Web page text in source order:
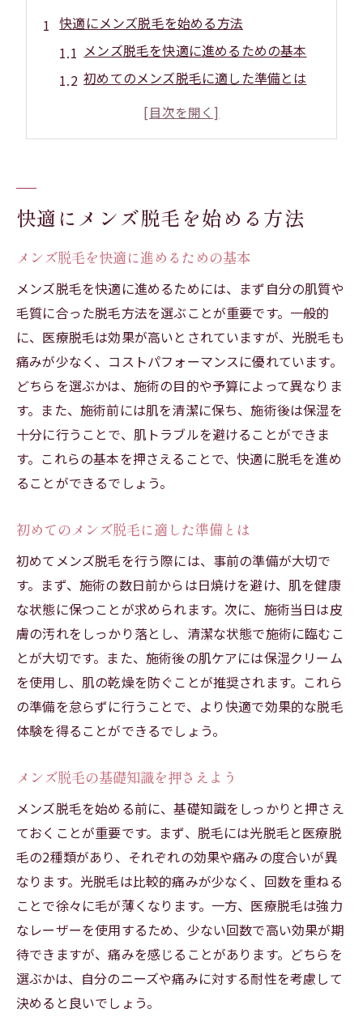
快適にメンズ脱毛を始める方法
メンズ脱毛を快適に進めるための基本
初めてのメンズ脱毛に適した準備とは
メンズ脱毛の基礎知識を押さえよう
メンズ脱毛で快適なライフスタイルを
ライフスタイルに合わせた脱毛方法
メンズ脱毛で得られる新しい生活習慣
快適な日常を支えるメンズ脱毛の効果
メンズ脱毛を生活に取り入れるメリット
快適なライフスタイルに不可欠な脱毛
効果的なメンズ脱毛の選び方
メンズ脱毛の効果を引き出す選び方
自分に合ったメンズ脱毛を見つける方法
快適なメンズ脱毛を選ぶためのポイント
脱毛の種類と選び方のコツ
効果的なメンズ脱毛の判断基準
メンズ脱毛で手に入れるスムーズ肌
スムーズ肌を実現するメンズ脱毛の魅力
メンズ脱毛で得られる肌の美しさ
滑らかな肌を目指すメンズ脱毛の秘訣
快適なスムーズ肌を手に入れる方法
メンズ脱毛で肌が変わる理由
スムーズ肌を保つためのメンズ脱毛
メンズ脱毛のメリットを徹底分析
快適さをもたらすメンズ脱毛の利点
メンズ脱毛で得ることができる快適性
脱毛がもたらす快適な生活の変化
快適なメンズ脱毛の価値と効果
メンズ脱毛が快適さに与える影響
家庭用脱毛器とメンズ脱毛の比較
家庭用脱毛器とメンズ脱毛の違い
快適にメンズ脱毛を始める方法
メンズ脱毛を快適に進めるための基本
メンズ脱毛を快適に進めるためには、まず自分の肌質や
毛質に合った脱毛方法を選ぶことが重要です。一般的
に、医療脱毛は効果が高いとされていますが、光脱毛も
痛みが少なく、コストパフォーマンスに優れています。
どちらを選ぶかは、施術の目的や予算によって異なりま
す。また、施術前には肌を清潔に保ち、施術後は保湿を
十分に行うことで、肌トラブルを避けることができま
す。これらの基本を押さえることで、快適に脱毛を進め
ることができるでしょう。
初めてのメンズ脱毛に適した準備とは
初めてメンズ脱毛を行う際には、事前の準備が大切で
す。まず、施術の数日前からは日焼けを避け、肌を健康
な状態に保つことが求められます。次に、施術当日は皮
膚の汚れをしっかり落とし、清潔な状態で施術に臨むこ
とが大切です。また、施術後の肌ケアには保湿クリーム
を使用し、肌の乾燥を防ぐことが推奨されます。これら
の準備を怠らずに行うことで、より快適で効果的な脱毛
体験を得ることができるでしょう。
メンズ脱毛の基礎知識を押さえよう
メンズ脱毛を始める前に、基礎知識をしっかりと押さえ
ておくことが重要です。まず、脱毛には光脱毛と医療脱
毛の2種類があり、それぞれの効果や痛みの度合いが異
なります。光脱毛は比較的痛みが少なく、回数を重ねる
ことで徐々に毛が薄くなります。一方、医療脱毛は強力
なレーザーを使用するため、少ない回数で高い効果が期
待できますが、痛みを感じることがあります。どちらを
選ぶかは、自分のニーズや痛みに対する耐性を考慮して
決めると良いでしょう。